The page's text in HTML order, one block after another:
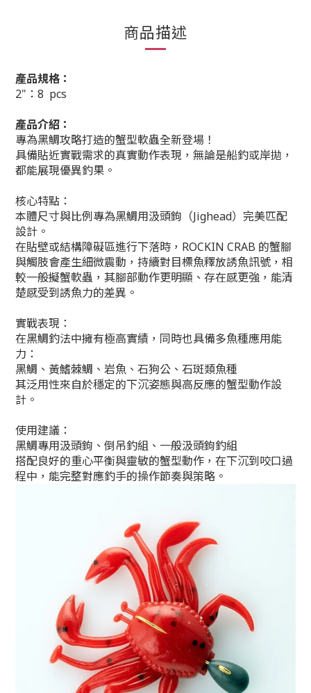
商品描述
產品規格：
2"：8 pcs
產品介紹：
專為黑鯛攻略打造的蟹型軟蟲全新登場！
具備貼近實戰需求的真實動作表現，無論是船釣或岸拋，
都能展現優異釣果。
核心特點：
本體尺寸與比例專為黑鯛用汲頭鉤（Jighead）完美匹配
設計。
在貼壁或結構障礙區進行下落時，ROCKIN CRAB 的蟹腳
與觸肢會產生細微震動，持續對目標魚釋放誘魚訊號，相
較一般擬蟹軟蟲，其腳部動作更明顯、存在感更強，能清
楚感受到誘魚力的差異。
實戰表現：
在黑鯛釣法中擁有極高實績，同時也具備多魚種應用能
力：
黑鯛、黃鰭棘鯛、岩魚、石狗公、石斑類魚種
其泛用性來自於穩定的下沉姿態與高反應的蟹型動作設
計。
使用建議：
黑鯛專用汲頭鉤、倒吊釣組、一般汲頭鉤釣組
搭配良好的重心平衡與靈敏的蟹型動作，在下沉到咬口過
程中，能完整對應釣手的操作節奏與策略。